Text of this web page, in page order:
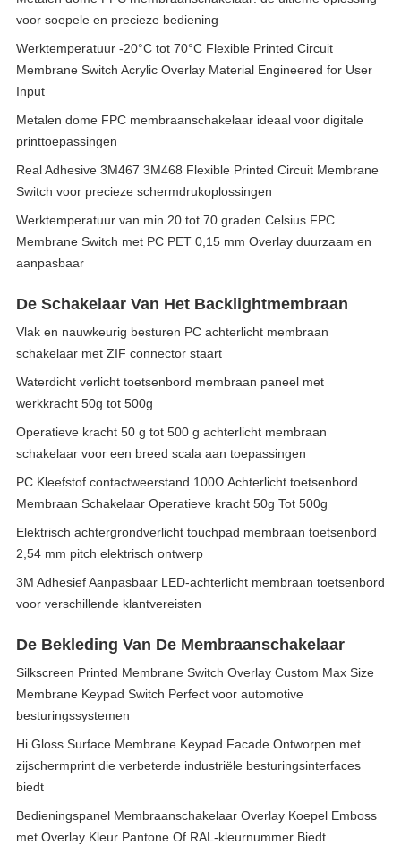
voor soepele en precieze bediening
Werktemperatuur -20°C tot 70°C Flexible Printed Circuit
Membrane Switch Acrylic Overlay Material Engineered for User
Input
Metalen dome FPC membraanschakelaar ideaal voor digitale
printtoepassingen
Real Adhesive 3M467 3M468 Flexible Printed Circuit Membrane
Switch voor precieze schermdrukoplossingen
Werktemperatuur van min 20 tot 70 graden Celsius FPC
Membrane Switch met PC PET 0,15 mm Overlay duurzaam en
aanpasbaar
De Schakelaar Van Het Backlightmembraan
Vlak en nauwkeurig besturen PC achterlicht membraan
schakelaar met ZIF connector staart
Waterdicht verlicht toetsenbord membraan paneel met
werkkracht 50g tot 500g
Operatieve kracht 50 g tot 500 g achterlicht membraan
schakelaar voor een breed scala aan toepassingen
PC Kleefstof contactweerstand 100Ω Achterlicht toetsenbord
Membraan Schakelaar Operatieve kracht 50g Tot 500g
Elektrisch achtergrondverlicht touchpad membraan toetsenbord
2,54 mm pitch elektrisch ontwerp
3M Adhesief Aanpasbaar LED-achterlicht membraan toetsenbord
voor verschillende klantvereisten
De Bekleding Van De Membraanschakelaar
Silkscreen Printed Membrane Switch Overlay Custom Max Size
Membrane Keypad Switch Perfect voor automotive
besturingssystemen
Hi Gloss Surface Membrane Keypad Facade Ontworpen met
zijschermprint die verbeterde industriële besturingsinterfaces
biedt
Bedieningspanel Membraanschakelaar Overlay Koepel Emboss
met Overlay Kleur Pantone Of RAL-kleurnummer Biedt